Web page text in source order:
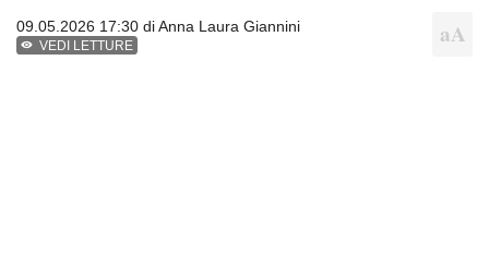
09.05.2026 17:30 diAnna Laura Giannini
VEDI LETTURE